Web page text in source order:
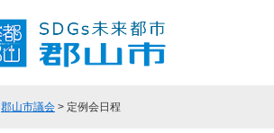
郡山市議会 > 定例会日程